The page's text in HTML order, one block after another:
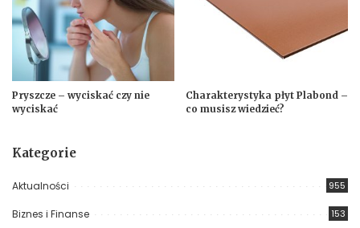
Pryszcze – wyciskać czy nie
wyciskać
Charakterystyka płyt Plabond –
co musisz wiedzieć?
Kategorie
Aktualności 955
Biznes i Finanse 153